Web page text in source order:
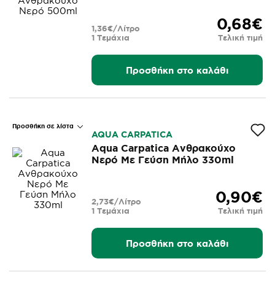
0,68€
Τελική τιμή
1 Τεμάχια
1,36€/Λίτρο
Προσθήκη στο καλάθι
Προσθήκη σε λίστα
AQUA CARPATICA
Aqua Carpatica Ανθρακούχο
Νερό Με Γεύση Μήλο 330ml
0,90€
Τελική τιμή
1 Τεμάχια
2,73€/Λίτρο
Προσθήκη στο καλάθι